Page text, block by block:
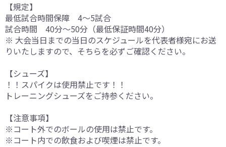
【規定】
最低試合時間保障 4～5試合
試合時間 40分～50分（最低保証時間40分）
※ 大会当日までの当日のスケジュールを代表者様宛にお送
りいたしますので、そちらを必ずご確認ください。
【シューズ】
！！スパイクは使用禁止です！！
トレーニングシューズをご持参ください。
【注意事項】
※コート外でのボールの使用は禁止です。
※コート内での飲食および喫煙は禁止です。